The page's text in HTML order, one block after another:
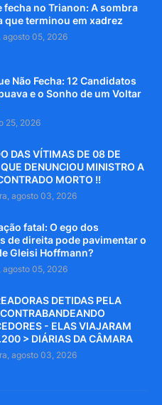
fecha no Trianon: A sombra
que terminou em xadrez
05, 2026
Não Fecha: 12 Candidatos
e o Sonho de um Voltar
25, 2026
DAS VÍTIMAS DE 08 DE
DENUNCIOU MINISTRO A
MORTO !!
agosto 03, 2026
fatal: O ego dos
de direita pode pavimentar o
Gleisi Hoffmann?
05, 2026
DETIDAS PELA
- ELAS VIAJARAM
> DIÁRIAS DA CÂMARA
agosto 03, 2026